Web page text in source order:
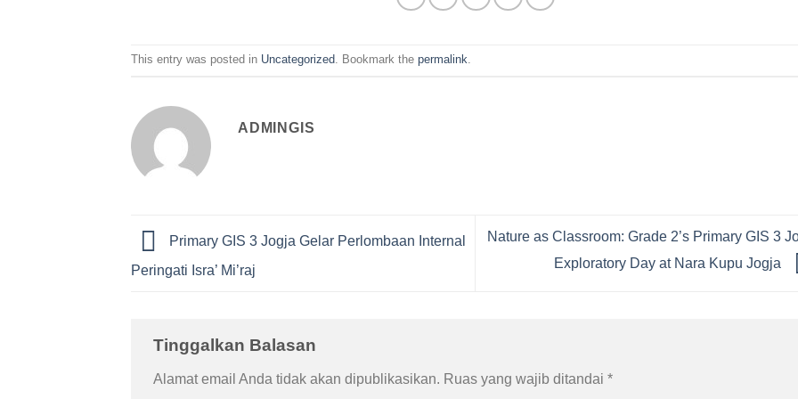
This entry was posted in Uncategorized. Bookmark the permalink.
ADMINGIS
Primary GIS 3 Jogja Gelar Perlombaan Internal
Peringati Isra’ Mi’raj
Nature as Classroom: Grade 2’s Primary GIS 3
Exploratory Day at Nara Kupu Jogja
Tinggalkan Balasan
Alamat email Anda tidak akan dipublikasikan. Ruas yang wajib ditandai *